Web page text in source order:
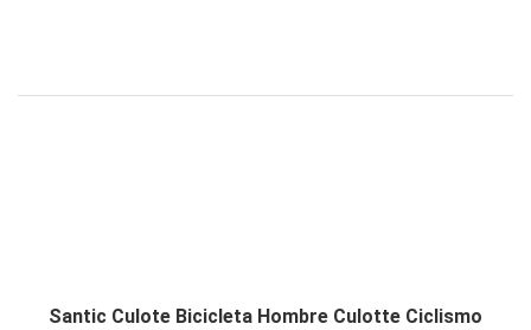
Santic Culote Bicicleta Hombre Culotte Ciclismo